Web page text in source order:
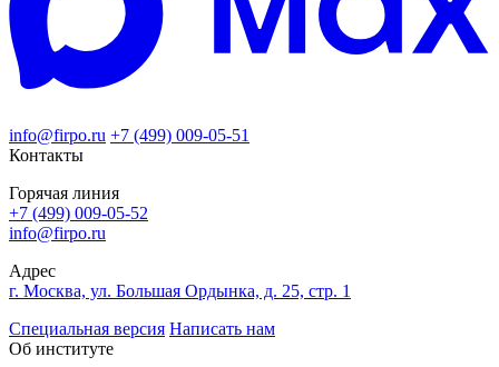
info@firpo.ru +7 (499) 009-05-51
Контакты
Горячая линия
+7 (499) 009-05-52
info@firpo.ru
Адрес
г. Москва, ул. Большая Ордынка, д. 25, стр. 1
Специальная версия Написать нам
Об институте